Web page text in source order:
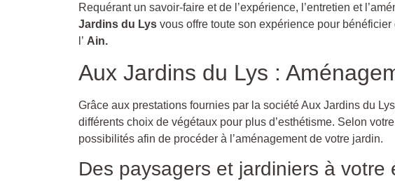
Requérant un savoir-faire et de l’expérience, l’entretien et
Jardins du Lys vous offre toute son expérience pour
l’ Ain.
Aux Jardins du Lys :
Grâce aux prestations fournies par la société Aux Jardins du
différents choix de végétaux pour plus d’esthétisme. Selon
possibilités afin de procéder à l’aménagement de votre jardin.
Des paysagers et jardiniers à votre